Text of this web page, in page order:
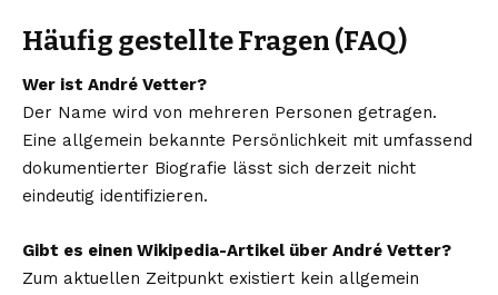
Häufig gestellte Fragen (FAQ)
Wer ist André Vetter?
Der Name wird von mehreren Personen getragen.
Eine allgemein bekannte Persönlichkeit mit umfassend
dokumentierter Biografie lässt sich derzeit nicht
eindeutig identifizieren.
Gibt es einen Wikipedia-Artikel über André Vetter?
Zum aktuellen Zeitpunkt existiert kein allgemein